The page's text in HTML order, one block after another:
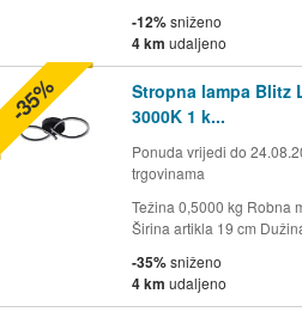
-12%sniženo
4 km udaljeno
Stropna lampa Blitz
3000K 1 k...
Ponuda vrijedi do
trgovinama
Težina 0,5000 kg Robna
Širina artikla 19 cm
-35%sniženo
4 km udaljeno
-35%